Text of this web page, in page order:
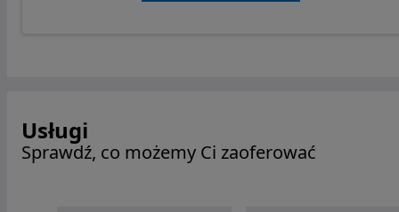
Usługi
Sprawdź, co możemy Ci zaoferować